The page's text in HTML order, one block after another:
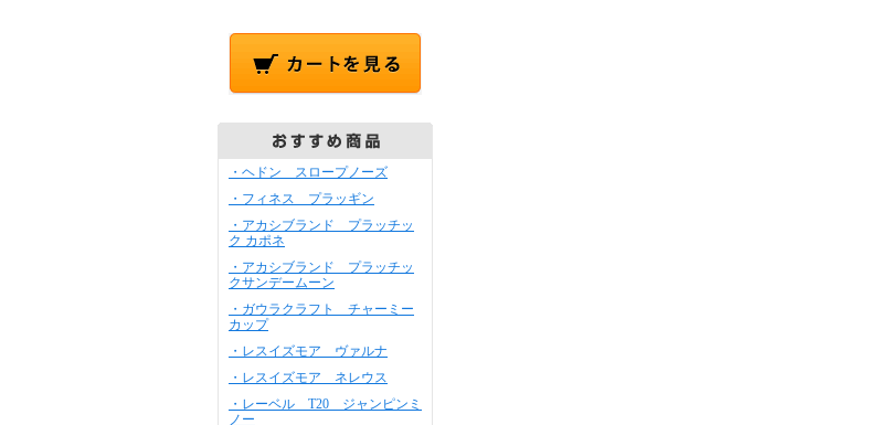
・ヘドン スロープノーズ
・フィネス プラッギン
・アカシブランド プラッチッ
ク カポネ
・アカシブランド プラッチッ
クサンデームーン
・ガウラクラフト チャーミー
カップ
・レスイズモア ヴァルナ
・レスイズモア ネレウス
・レーベル T20 ジャンピンミ
ノー